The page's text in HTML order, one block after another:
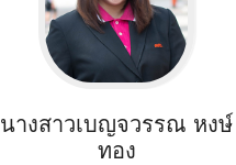
นางสาวเบญจวรรณ หงษ์
ทอง